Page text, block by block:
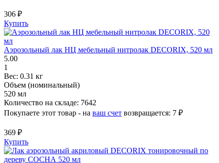
306 ₽
Купить
Аэрозольный лак НЦ мебельный нитролак DECORIX, 520 мл
5.00
1
Вес: 0.31 кг
Объем (номинальный)
520 мл
Количество на складе: 7642
Покупаете этот товар - на ваш счет возвращается: 7 ₽
369 ₽
Купить